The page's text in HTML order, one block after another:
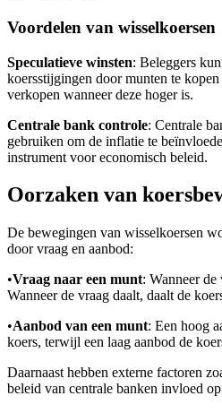
Voordelen van wisselkoersen
Speculatieve winsten: Beleggers
koersstijgingen door munten te
verkopen wanneer deze hoger is.
Centrale bank controle: Centrale
gebruiken om de inflatie te
instrument voor economisch beleid.
Oorzaken van
De bewegingen van wisselkoersen
door vraag en aanbod:
•Vraag naar een munt: Wanneer
Wanneer de vraag daalt, daalt de
•Aanbod van een munt: Een hoog
koers, terwijl een laag aanbod de
Daarnaast hebben externe factoren
beleid van centrale banken invloed